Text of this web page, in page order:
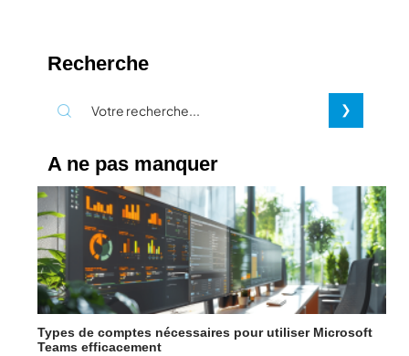
Recherche
A ne pas manquer
Types de comptes nécessaires pour utiliser Microsoft
Teams efficacement